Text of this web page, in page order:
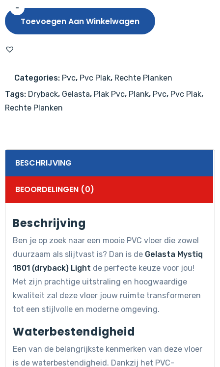
-
Gelasta
Mystiq
(dryback)
aantal
Toevoegen Aan Winkelwagen
Categories: Pvc, Pvc Plak, Rechte Planken
Tags: Dryback, Gelasta, Plak Pvc, Plank, Pvc, Pvc Plak,
Rechte Planken
BESCHRIJVING
BEOORDELINGEN (0)
Beschrijving
Ben je op zoek naar een mooie PVC vloer die zowel
duurzaam als slijtvast is? Dan is de Gelasta Mystiq
1801 (dryback) Light de perfecte keuze voor jou!
Met zijn prachtige uitstraling en hoogwaardige
kwaliteit zal deze vloer jouw ruimte transformeren
tot een stijlvolle en moderne omgeving.
Waterbestendigheid
Een van de belangrijkste kenmerken van deze vloer
is de waterbestendigheid. Dankzij het PVC-